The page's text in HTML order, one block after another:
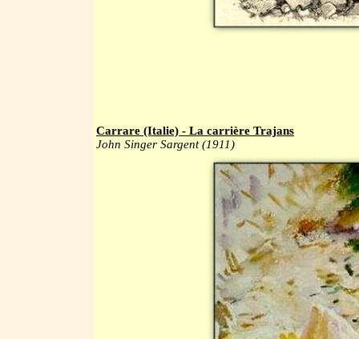
Carrare (Italie) - La carrière Trajans
John Singer Sargent (1911)